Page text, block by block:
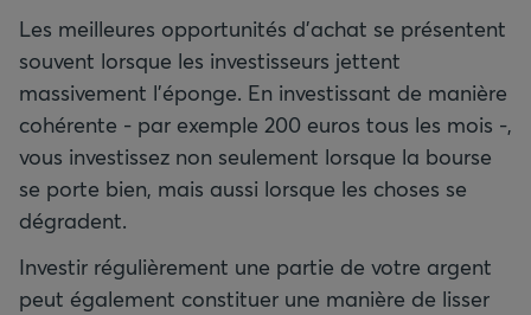
Les meilleures opportunités d’achat se présentent
souvent lorsque les investisseurs jettent
massivement l’éponge. En investissant de manière
cohérente - par exemple 200 euros tous les mois -,
vous investissez non seulement lorsque la bourse
se porte bien, mais aussi lorsque les choses se
dégradent.
Investir régulièrement une partie de votre argent
peut également constituer une manière de lisser